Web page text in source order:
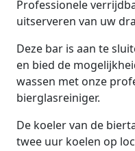
Professionele
uitserveren van uw
Deze bar is aan te
en bied de
wassen met onze
bierglasreiniger.
De koeler van de
twee uur koelen op